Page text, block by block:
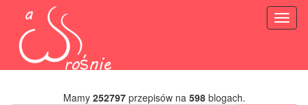
Mamy 252797przepisów na 598blogach.